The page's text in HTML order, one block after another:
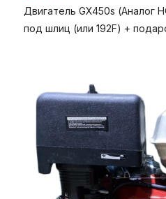
Двигатель GX450s (Аналог
под шлиц (или 192F) +